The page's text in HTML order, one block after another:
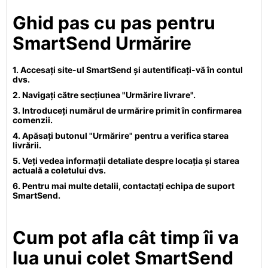
Ghid pas cu pas pentru
SmartSend Urmărire
1. Accesați site-ul SmartSend și autentificați-vă în contul
dvs.
2. Navigați către secțiunea "Urmărire livrare".
3. Introduceți numărul de urmărire primit în confirmarea
comenzii.
4. Apăsați butonul "Urmărire" pentru a verifica starea
livrării.
5. Veți vedea informații detaliate despre locația și starea
actuală a coletului dvs.
6. Pentru mai multe detalii, contactați echipa de suport
SmartSend.
Cum pot afla cât timp îi va
lua unui colet SmartSend